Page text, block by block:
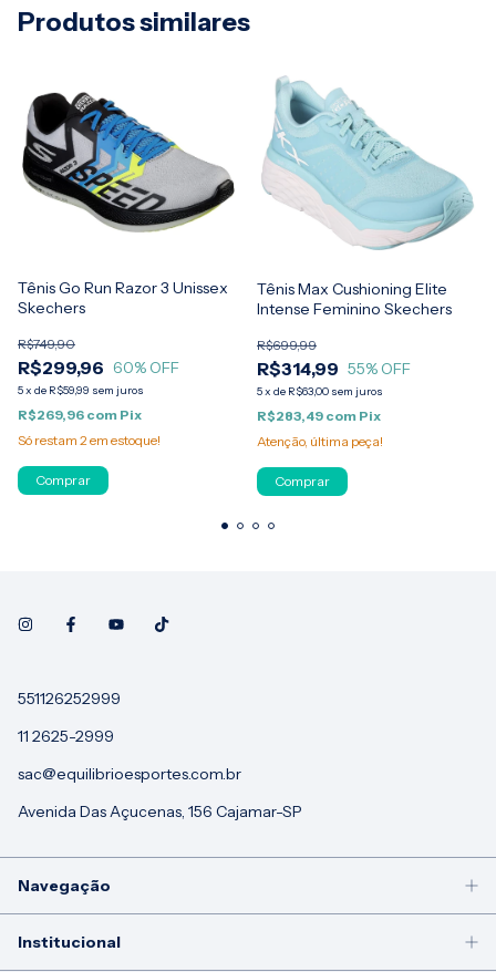
Produtos similares
Tênis Go Run Razor 3 Unissex
Skechers
R$299,96
R$749,90
60% OFF
5x de R$59,99 sem juros
R$269,96 com Pix
Só restam 2em estoque!
Comprar
Tênis Max Cushioning Elite
Intense Feminino Skechers
R$314,99
R$699,99
55% OFF
5x de R$63,00 sem juros
R$283,49 com Pix
Atenção, última peça!
Comprar
551126252999
11 2625-2999
sac@equilibrioesportes.com.br
Avenida Das Açucenas, 156 Cajamar-SP
Navegação
Institucional